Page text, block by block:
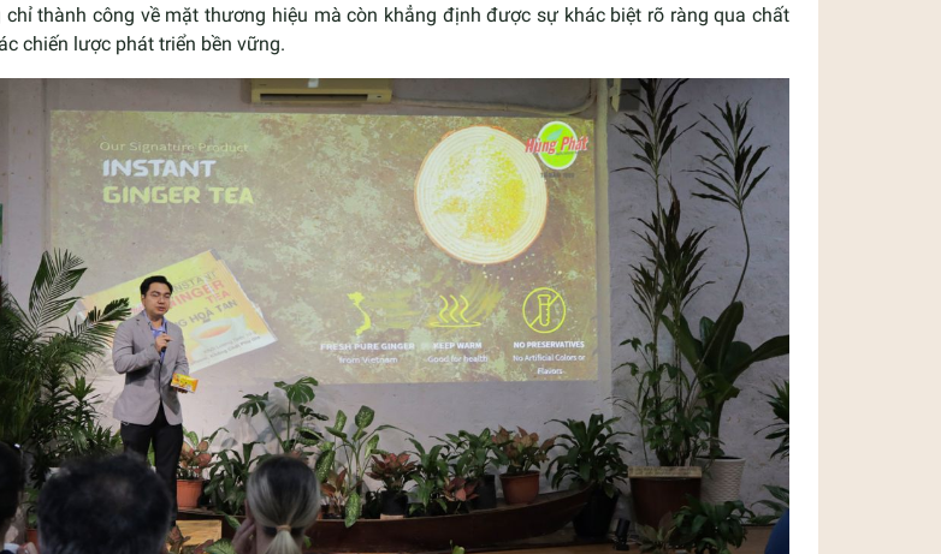
chỉ thành công về mặt thương hiệu mà còn khẳng định được sự khác biệt rõ ràng qua chất
chiến lược phát triển bền vững.